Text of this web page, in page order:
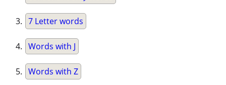
7 Letter words
Words with J
Words with Z